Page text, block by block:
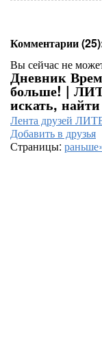
Комментарии
Вы сейчас не
Дневник
больше! |
искать,
Лента друзей
Добавить в друзья
Страницы: